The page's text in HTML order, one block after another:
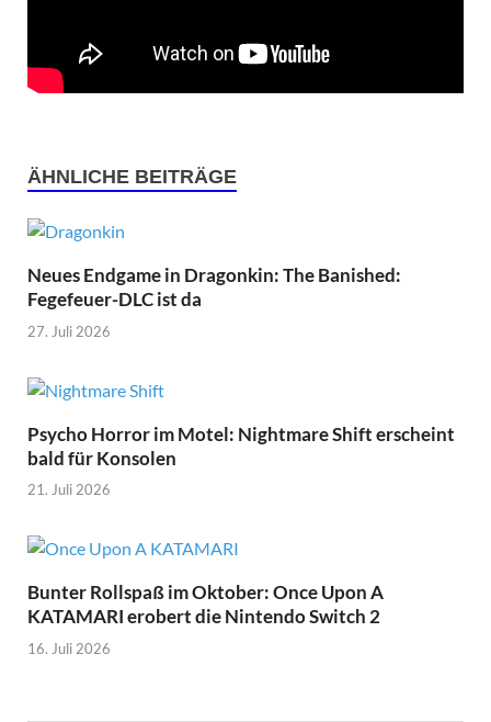
ÄHNLICHE BEITRÄGE
Neues Endgame in Dragonkin: The Banished:
Fegefeuer-DLC ist da
27. Juli 2026
Psycho Horror im Motel: Nightmare Shift erscheint
bald für Konsolen
21. Juli 2026
Bunter Rollspaß im Oktober: Once Upon A
KATAMARI erobert die Nintendo Switch 2
16. Juli 2026